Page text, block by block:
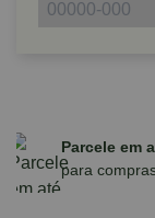
Parcele
para